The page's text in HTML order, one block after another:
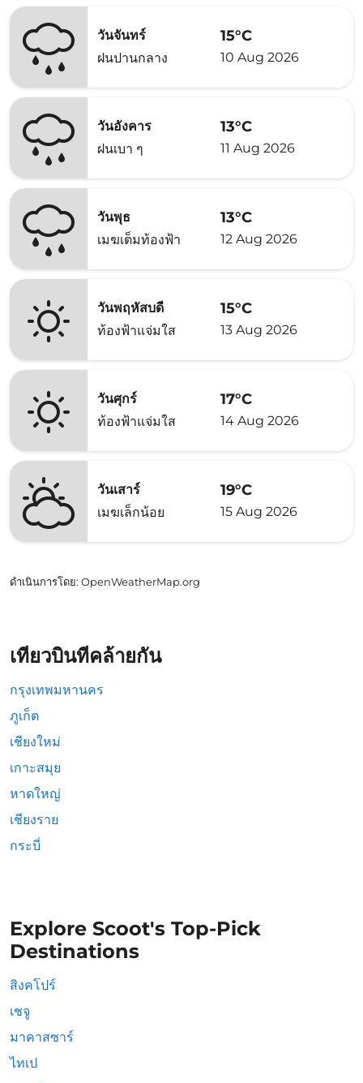
วันจันทร์
ฝนปานกลาง
15°C
10 Aug 2026
วันอังคาร
ฝนเบา ๆ
13°C
11 Aug 2026
วันพุธ
เมฆเต็มท้องฟ้า
13°C
12 Aug 2026
วันพฤหัสบดี
ท้องฟ้าแจ่มใส
15°C
13 Aug 2026
วันศุกร์
ท้องฟ้าแจ่มใส
17°C
14 Aug 2026
วันเสาร์
เมฆเล็กน้อย
19°C
15 Aug 2026
ดำเนินการโดย: OpenWeatherMap.org
เที่ยวบินที่คล้ายกัน
กรุงเทพมหานคร
ภูเก็ต
เชียงใหม่
เกาะสมุย
หาดใหญ่
เชียงราย
กระบี่
Explore Scoot's Top-Pick
Destinations
สิงคโปร์
เชจู
มาคาสซาร์
ไทเป